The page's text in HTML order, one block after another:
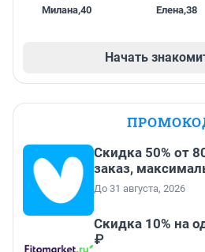
Милана,40 Елена,38
Начать
Скидка 50% от
заказ,
До 31 августа, 2026
Скидка 10% на
₽